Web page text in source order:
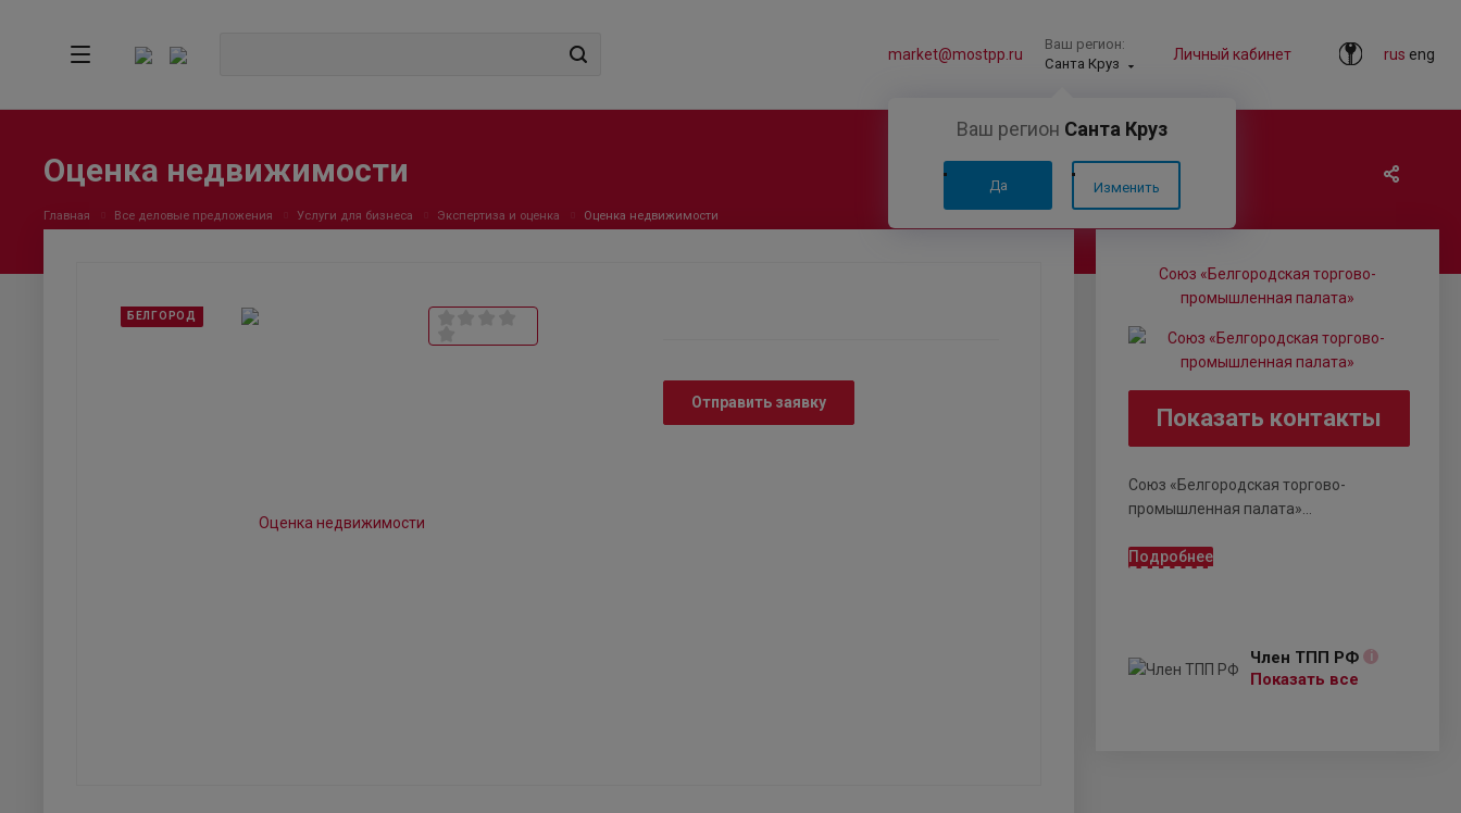
rus eng
Личный кабинет
Ваш регион:
Санта Круз
Ваш регион Санта Круз
Да Изменить
market@mostpp.ru
Оценка недвижимости
Главная Все деловые предложения Услуги для бизнеса Экспертиза и оценка Оценка недвижимости
Союз «Белгородская торгово-
промышленная палата»
Показать контакты
Союз «Белгородская торгово-
промышленная палата»...
Подробнее
Член ТПП РФ i
Показать все
БЕЛГОРОД
Отправить заявку